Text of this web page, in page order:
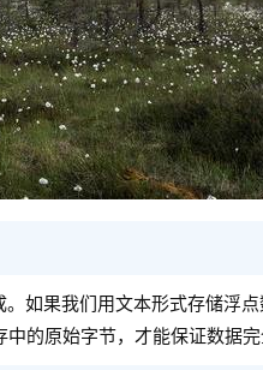
如果我们用文本形式存储浮
的原始字节，才能保证数据完